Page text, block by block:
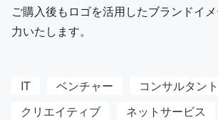
ご購入後もロゴを活用したブランドイ
力いたします。
IT ベンチャー
コンサルタント
クリエイティブ
ネットサービス